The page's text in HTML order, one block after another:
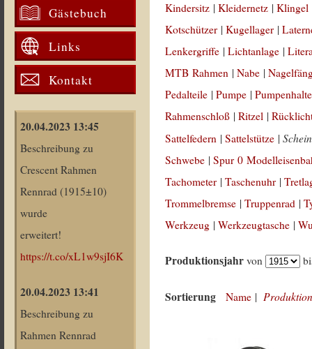
Gästebuch
Links
Kontakt
20.04.2023 13:45
Beschreibung zu
Crescent Rahmen
Rennrad (1915±10)
wurde
erweitert!
https://t.co/xL1w9sjI6K
20.04.2023 13:41
Beschreibung zu
Rahmen Rennrad
Kindersitz |Kleidernetz |Klingel
Kotschützer |Kugellager |
Lenkergriffe |Lichtanlage |
MTB Rahmen |Nabe |
Pedalteile |Pumpe |
Rahmenschloß |Ritzel |
Sattelfedern |Sattelstütze |
Schwebe |Spur 0
Tachometer |Taschenuhr |
Trommelbremse |Truppenrad |
Werkzeug |Werkzeugtasche |
Produktionsjahr von
Sortierung Name |